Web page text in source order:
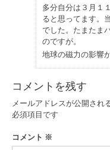
多分自分は３月１
ると思ってます。
でした。たまたま
のですが。
地球の磁力の影響
コメントを残す
メールアドレスが公開され
必須項目です
コメント ※